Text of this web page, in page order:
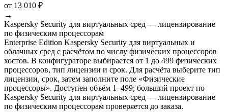
от 13 010 ₽
→
Kaspersky Security для виртуальных сред — лицензирование
по физическим процессорам
Enterprise Edition Kaspersky Security для виртуальных и
облачных сред с расчётом по числу физических процессоров
хостов. В конфигураторе выбирается от 1 до 499 физических
процессоров, тип лицензии и срок. Для расчёта выберите тип
лицензии, срок, затем заполните поле «Физические
процессоры». Доступен объём 1–499; больший проект по
Kaspersky Security для виртуальных сред — лицензирование
по физическим процессорам проверяется до заказа.